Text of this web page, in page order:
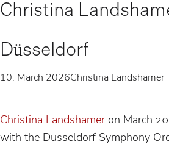
Christina
Düsseldorf
10. March 2026Christina Landshamer
Christina Landshamer on March
with the Düsseldorf Symphony